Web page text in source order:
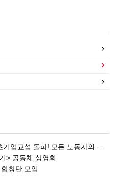
동자의 노동기본권 쟁취! 민주노총 7.15 총파업대회
> 공동체 상영회
창단 모임